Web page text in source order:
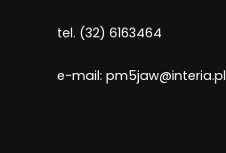
tel. (32) 6163464
e-mail: pm5jaw@interia.pl